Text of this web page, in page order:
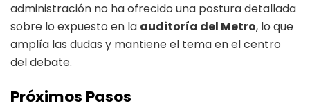
administración no ha ofrecido una postura detallada
sobre lo expuesto en la auditoría del Metro, lo que
amplía las dudas y mantiene el tema en el centro
del debate.
Próximos Pasos